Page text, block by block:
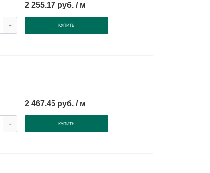
2 255.17 руб. / м
+ КУПИТЬ
2 467.45 руб. / м
+ КУПИТЬ